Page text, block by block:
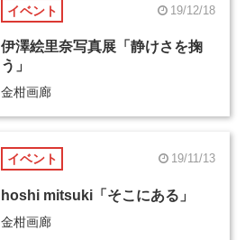
イベント 19/12/18
伊澤絵里奈写真展「静けさを掬
う」
金柑画廊
イベント 19/11/13
hoshi mitsuki「そこにある」
金柑画廊